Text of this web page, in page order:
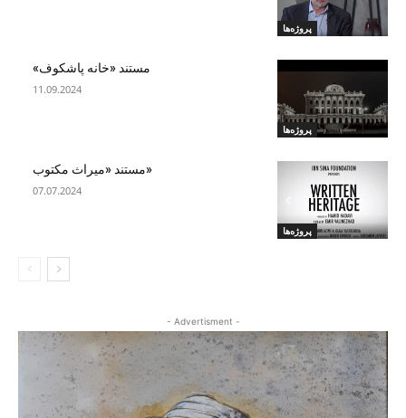
پروژه‌ها
پروژه‌ها
مستند «خانه پاشکوف»
11.09.2024
پروژه‌ها
«مستند «میراث مکتوب
07.07.2024
- Advertisment -